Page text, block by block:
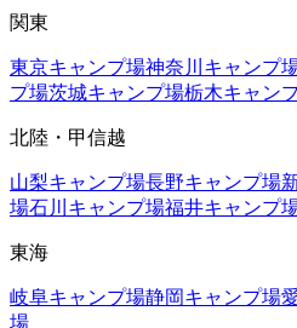
関東
東京キャンプ場神奈川 キャンプ
プ場茨城キャンプ場栃木キャン
北陸・甲信越
山梨キャンプ場長野キャンプ場
場石川 キャンプ場福井キャンプ
東海
岐阜キャンプ場静岡キャンプ場
場